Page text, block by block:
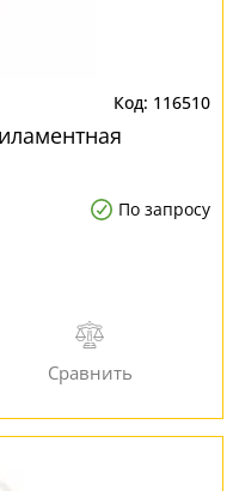
116510
По запросу